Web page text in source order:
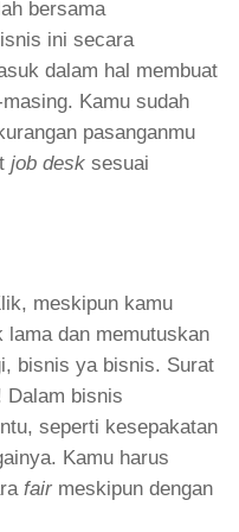
bersama
ini secara
dalam hal membuat
Kamu sudah
pasanganmu
job desk sesuai
meskipun kamu
lama dan memutuskan
bisnis ya bisnis. Surat
Dalam bisnis
seperti kesepakatan
Kamu harus
fair meskipun dengan